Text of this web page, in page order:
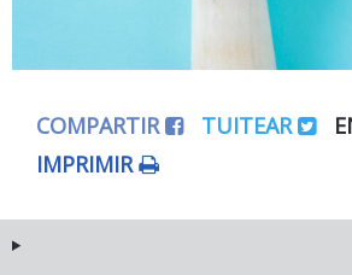
COMPARTIR TUITEAR
IMPRIMIR